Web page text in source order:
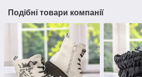
Подібні товари компанії